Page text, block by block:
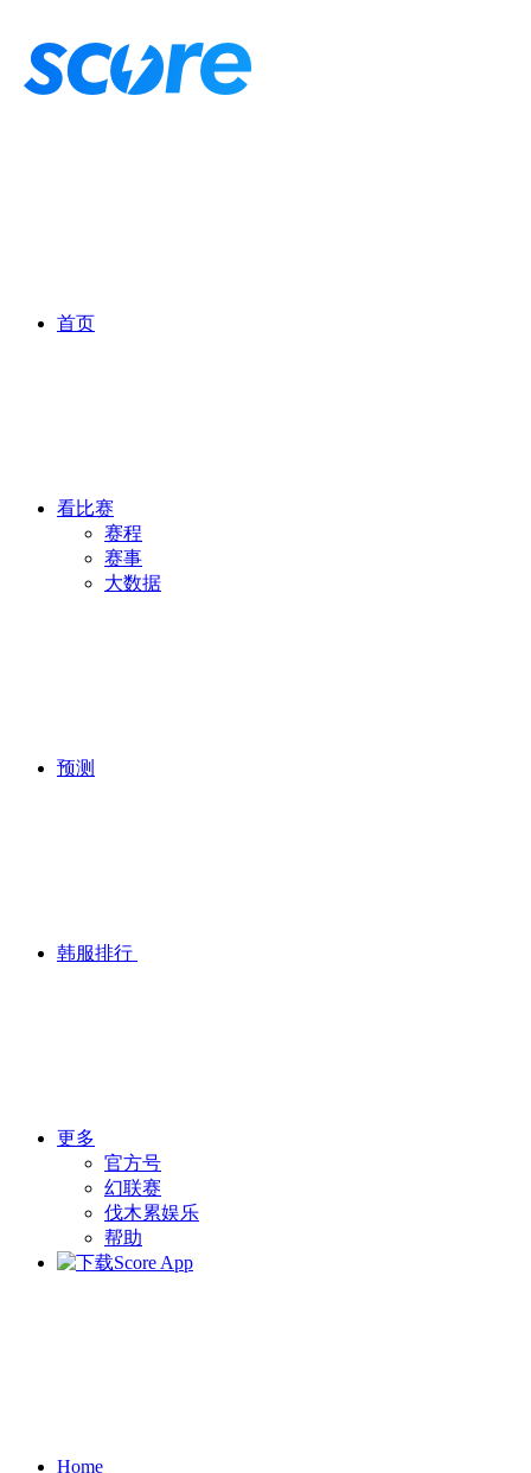
首页
看比赛
赛程
赛事
大数据
预测
韩服排行
更多
官方号
幻联赛
伐木累娱乐
帮助
Home